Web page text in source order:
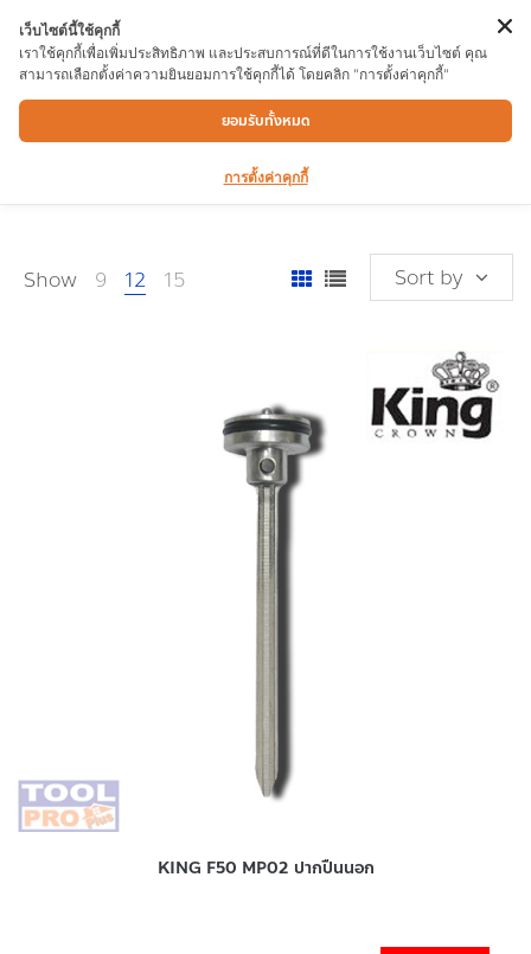
KING
Show 9 12 15 Sort by
KING F50 MP02 ปากปืนนอก
เว็บไซต์นี้ใช้คุกกี้
เราใช้คุกกี้เพื่อเพิ่มประสิทธิภาพ และประสบการณ์ที่ดีในการใช้งานเว็บไซต์ คุณ
สามารถเลือกตั้งค่าความยินยอมการใช้คุกกี้ได้ โดยคลิก "การตั้งค่าคุกกี้"
ยอมรับทั้งหมด
การตั้งค่าคุกกี้